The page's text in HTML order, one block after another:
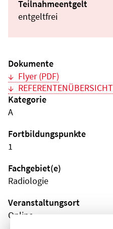
Teilnahmeentgelt
entgeltfrei
Dokumente
Flyer (PDF)
Kategorie
A
Fortbildungspunkte
1
Fachgebiet(e)
Radiologie
Veranstaltungsort
Online